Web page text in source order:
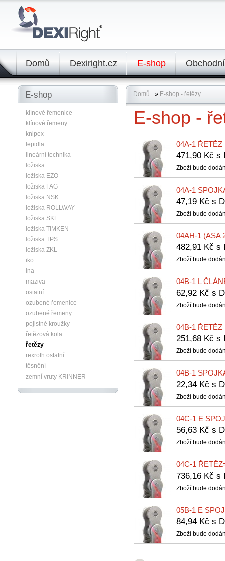
Domů Dexiright.cz E-shop
Domů » E-shop - řetězy
E-shop -
04A-1 ŘETĚZ
471,90 Kč s
Zboží bude
04A-1
47,19 Kč s
Zboží bude
04AH-1 (ASA
482,91 Kč s
Zboží bude
04B-1 L
62,92 Kč s
Zboží bude
04B-1 ŘETĚZ
251,68 Kč s
Zboží bude
04B-1
22,34 Kč s
Zboží bude
04C-1 E
56,63 Kč s
Zboží bude
04C-1
736,16 Kč s
Zboží bude
05B-1 E
84,94 Kč s
Zboží bude
E-shop
klínové řemenice
klínové řemeny
knipex
lepidla
lineární technika
ložiska
ložiska EZO
ložiska FAG
ložiska NSK
ložiska ROLLWAY
ložiska SKF
ložiska TIMKEN
ložiska TPS
ložiska ZKL
iko
ina
maziva
ostatní
ozubené řemenice
ozubené řemeny
pojistné kroužky
řetězová kola
řetězy
rexroth ostatní
těsnění
zemní vruty KRINNER